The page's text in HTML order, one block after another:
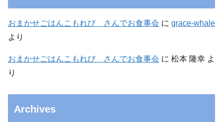
おまかせごはんこもれび さんでお食事会 に grace-whale
より
おまかせごはんこもれび さんでお食事会 に 松本 隆幸 よ
り
Archives